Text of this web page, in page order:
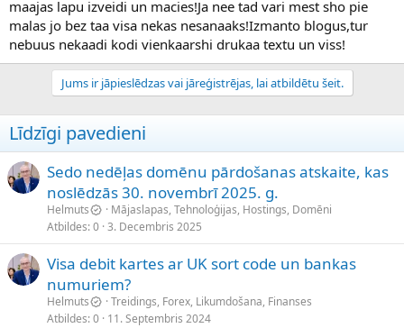
maajas lapu izveidi un macies!Ja nee tad vari mest sho pie
malas jo bez taa visa nekas nesanaaks!Izmanto blogus,tur
nebuus nekaadi kodi vienkaarshi drukaa textu un viss!
Jums ir jāpieslēdzas vai jāreģistrējas, lai atbildētu šeit.
Līdzīgi pavedieni
Sedo nedēļas domēnu pārdošanas atskaite, kas
noslēdzās 30. novembrī 2025. g.
Helmuts
Mājaslapas, Tehnoloģijas, Hostings, Domēni
Atbildes 0 3. Decembris 2025
Visa debit kartes ar UK sort code un bankas
numuriem?
Helmuts
Treidings, Forex, Likumdošana, Finanses
Atbildes 0 11. Septembris 2024